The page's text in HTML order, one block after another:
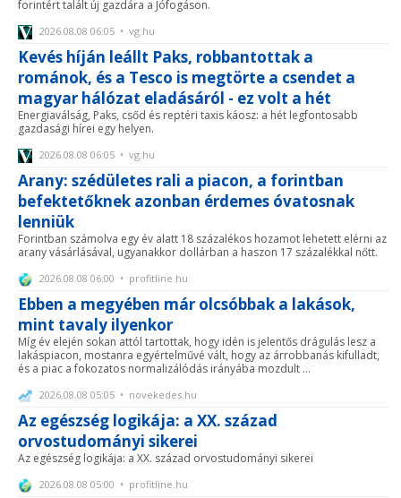
forintért talált új gazdára a Jófogáson.
2026.08.08 06:05 • vg.hu
Kevés híján leállt Paks, robbantottak a
románok, és a Tesco is megtörte a csendet a
magyar hálózat eladásáról - ez volt a hét
Energiaválság, Paks, csőd és reptéri taxis káosz: a hét legfontosabb
gazdasági hírei egy helyen.
2026.08.08 06:05 • vg.hu
Arany: szédületes rali a piacon, a forintban
befektetőknek azonban érdemes óvatosnak
lenniük
Forintban számolva egy év alatt 18 százalékos hozamot lehetett elérni az
arany vásárlásával, ugyanakkor dollárban a haszon 17 százalékkal nőtt.
2026.08.08 06:00 • profitline.hu
Ebben a megyében már olcsóbbak a lakások,
mint tavaly ilyenkor
Míg év elején sokan attól tartottak, hogy idén is jelentős drágulás lesz a
lakáspiacon, mostanra egyértelművé vált, hogy az árrobbanás kifulladt,
és a piac a fokozatos normalizálódás irányába mozdult ...
2026.08.08 05:05 • novekedes.hu
Az egészség logikája: a XX. század
orvostudományi sikerei
Az egészség logikája: a XX. század orvostudományi sikerei
2026.08.08 05:00 • profitline.hu